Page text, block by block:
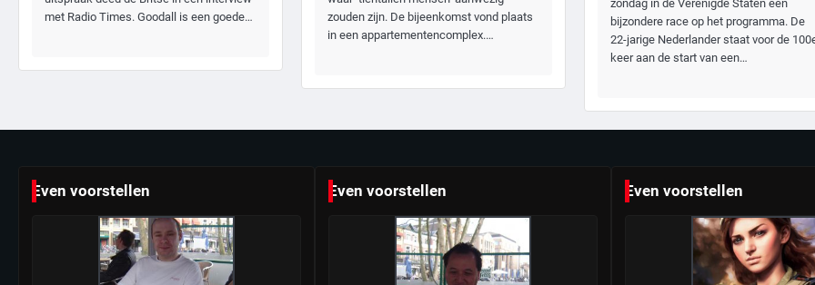
met Radio Times. Goodall is een goede…
zouden zijn. De bijeenkomst vond plaats
in een appartementencomplex.…
zondag in de Verenigde Staten een
bijzondere race op het programma. De
22-jarige Nederlander staat voor de
keer aan de start van een…
Even voorstellen Even voorstellen Even voorstellen